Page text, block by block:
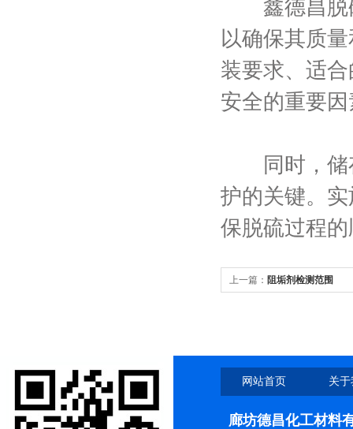
鑫德昌脱硫
以确保其质
装要求、适
安全的重要
同时，储存
护的关键。
保脱硫过程
上一篇： 阻垢剂检测范围
网站首页 关
廊坊德昌化工材料